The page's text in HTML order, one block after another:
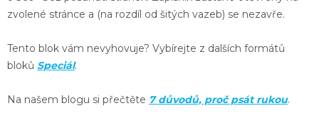
zvolené stránce a (na rozdíl od šitých vazeb) se nezavře.
Tento blok vám nevyhovuje? Vybírejte z dalších formátů
bloků Speciál.
Na našem blogu si přečtěte 7 důvodů, proč psát rukou.